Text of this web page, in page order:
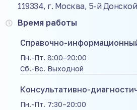
119334, г. Москва, 5-й
Время работы
Справочно-
Пн.-Пт. 8:00–20:00
Сб.-Вс. Выходной
Консультативно-
Пн.-Пт. 7:30–20:00